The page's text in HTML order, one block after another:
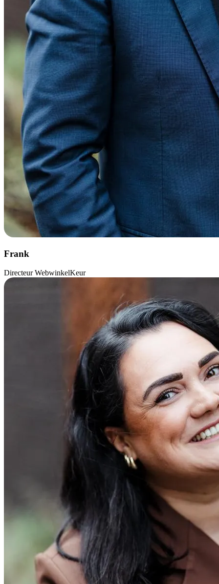
Frank
Directeur WebwinkelKeur